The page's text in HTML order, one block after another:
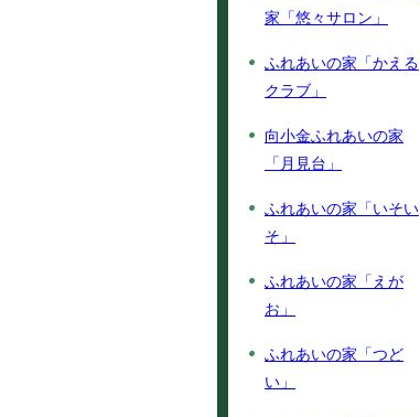
家「悠々サロン」
ふれあいの家「かえる
クラブ」
向小金ふれあいの家
「月見台」
ふれあいの家「いそい
そ」
ふれあいの家「えが
お」
ふれあいの家「つど
い」